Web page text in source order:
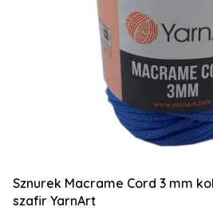
Sznurek Macrame Cord 3 mm
szafir YarnArt